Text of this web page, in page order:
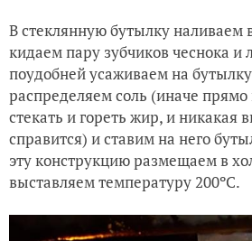
В стеклянную бутылку наливаем
кидаем пару зубчиков чеснока и
поудобней усаживаем на
распределяем соль (иначе прямо
стекать и гореть жир, и никакая
справится) и ставим на него
эту конструкцию размещаем в
выставляем температуру 200ºC.